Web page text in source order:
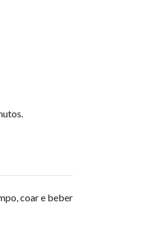
coar e beber